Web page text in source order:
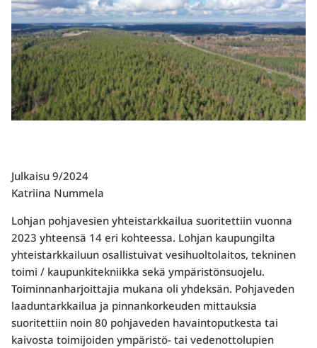
Julkaisu 9/2024
Katriina Nummela
Lohjan pohjavesien yhteistarkkailua suoritettiin vuonna
2023 yhteensä 14 eri kohteessa. Lohjan kaupungilta
yhteistarkkailuun osallistuivat vesihuoltolaitos, tekninen
toimi / kaupunkitekniikka sekä ympäristönsuojelu.
Toiminnanharjoittajia mukana oli yhdeksän. Pohjaveden
laaduntarkkailua ja pinnankorkeuden mittauksia
suoritettiin noin 80 pohjaveden havaintoputkesta tai
kaivosta toimijoiden ympäristö- tai vedenottolupien